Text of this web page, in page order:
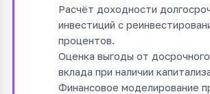
Расчёт доходности
инвестиций с
процентов.
Оценка выгоды от
вклада при наличии
Финансовое моделирование